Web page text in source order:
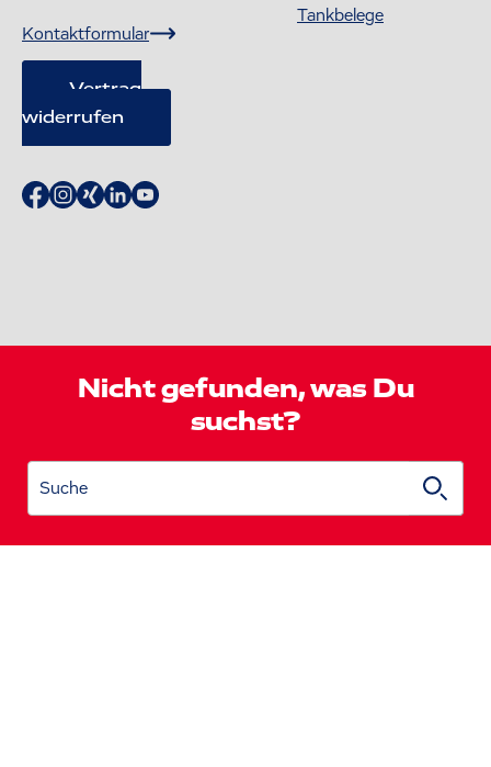
Kontaktformular
Vertrag
widerrufen
Tankbelege
Nicht gefunden, was Du
suchst?
Suche